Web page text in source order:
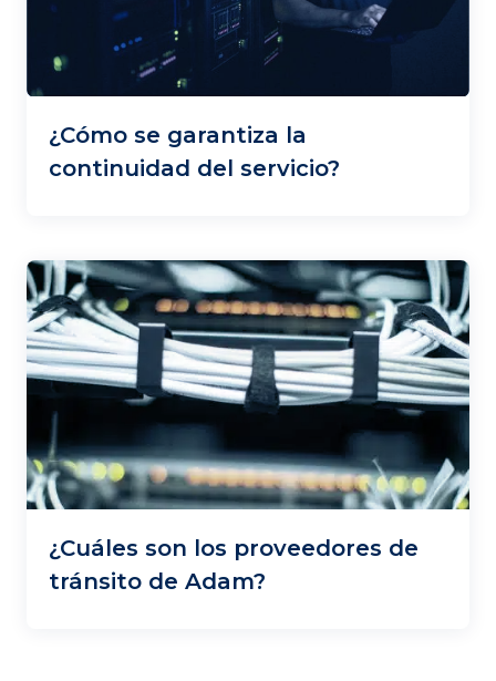
¿Cómo se garantiza la
continuidad del servicio?
¿Cuáles son los proveedores de
tránsito de Adam?